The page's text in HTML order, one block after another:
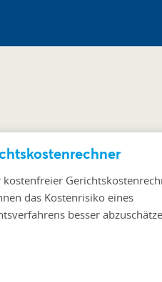
kostenfreier
das Kostenrisiko eines
besser